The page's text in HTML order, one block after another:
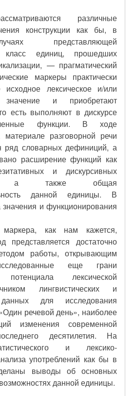
различные
конструкции как бы, в
представляющей
класс единиц, прошедших
— прагматический
маркеры практически
исходное лексическое и/или
значение и приобретают
есть выполняют в дискурсе
функции. В ходе
разговорной речи
ряд словарных дефиниций, а
расширение функций как
и дискурсивных
а также общая
данной единицы. В
значения и функционирования
маркера, как нам кажется,
представляется достаточно
работы, открывающим
еще грани
потенциала лексической
лингвистических и
данных для исследования
речевой день», наиболее
изменения современной
десятилетия. На
и лексико-
употреблений как бы в
выводы об основных
данной единицы.